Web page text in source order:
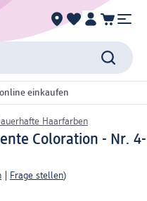
online einkaufen
Haarfarben
Coloration - Nr. 4-
Frage stellen)